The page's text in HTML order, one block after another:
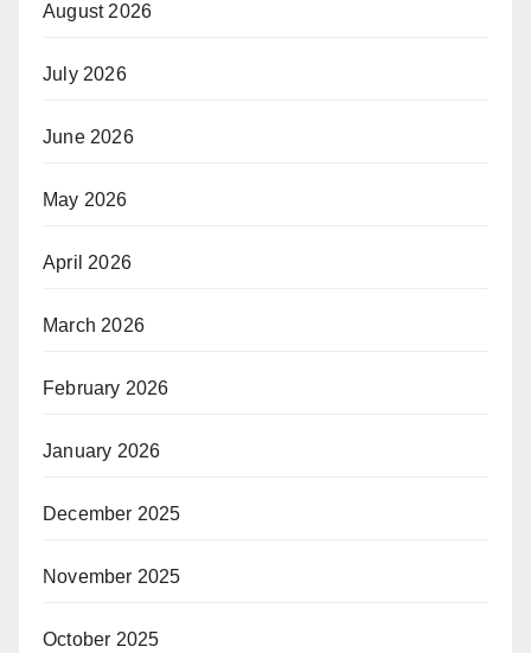
August 2026
July 2026
June 2026
May 2026
April 2026
March 2026
February 2026
January 2026
December 2025
November 2025
October 2025